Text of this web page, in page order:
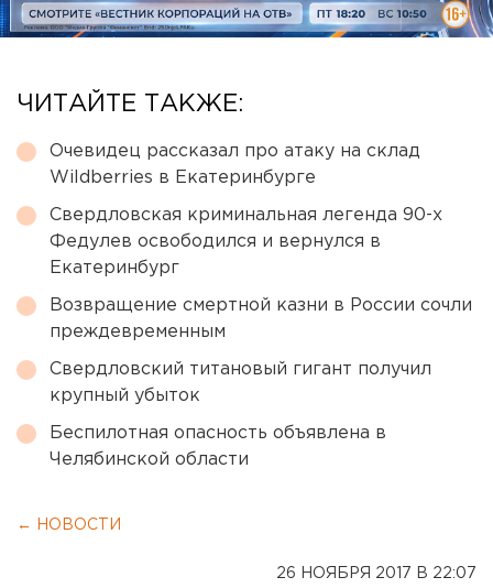
ЧИТАЙТЕ ТАКЖЕ:
Очевидец рассказал про атаку на склад
Wildberries в Екатеринбурге
Свердловская криминальная легенда 90-х
Федулев освободился и вернулся в
Екатеринбург
Возвращение смертной казни в России сочли
преждевременным
Свердловский титановый гигант получил
крупный убыток
Беспилотная опасность объявлена в
Челябинской области
← НОВОСТИ
26 НОЯБРЯ 2017 В 22:07